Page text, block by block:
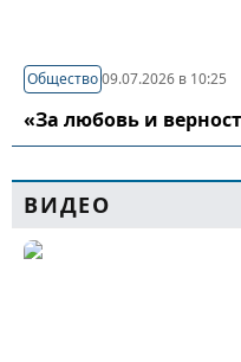
Общество09.07.2026 в 10:25
«За любовь и
ВИДЕО